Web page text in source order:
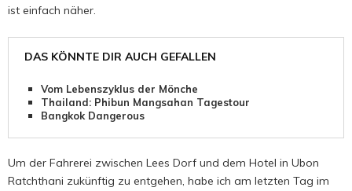
ist einfach näher.
DAS KÖNNTE DIR AUCH GEFALLEN
Vom Lebenszyklus der Mönche
Thailand: Phibun Mangsahan Tagestour
Bangkok Dangerous
Um der Fahrerei zwischen Lees Dorf und dem Hotel in Ubon
Ratchthani zukünftig zu entgehen, habe ich am letzten Tag im